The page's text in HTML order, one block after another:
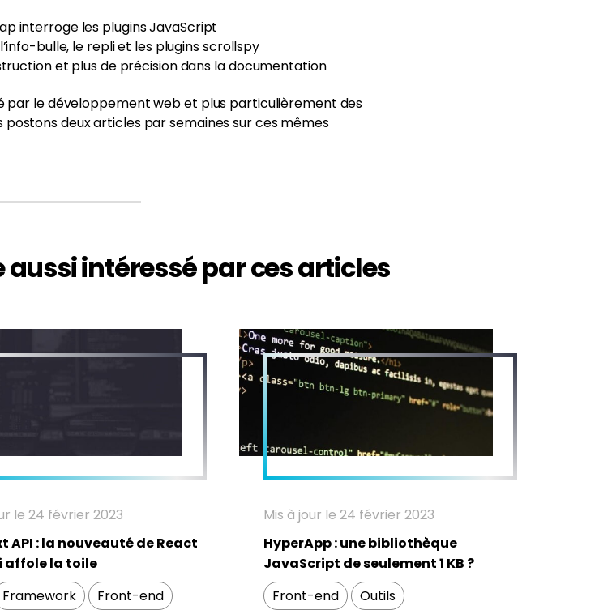
interroge les plugins JavaScript
bulle, le repli et les plugins scrollspy
et plus de précision dans la documentation
par le développement web et plus particulièrement des
postons deux articles par semaines sur ces mêmes
intéressé par ces articles
le 24 février 2023
API : la nouveauté de React
affole la toile
Framework
Front-end
Mis à jour le 24 février 2023
HyperApp : une bibliothèque
JavaScript de seulement 1 KB ?
Front-end
Outils